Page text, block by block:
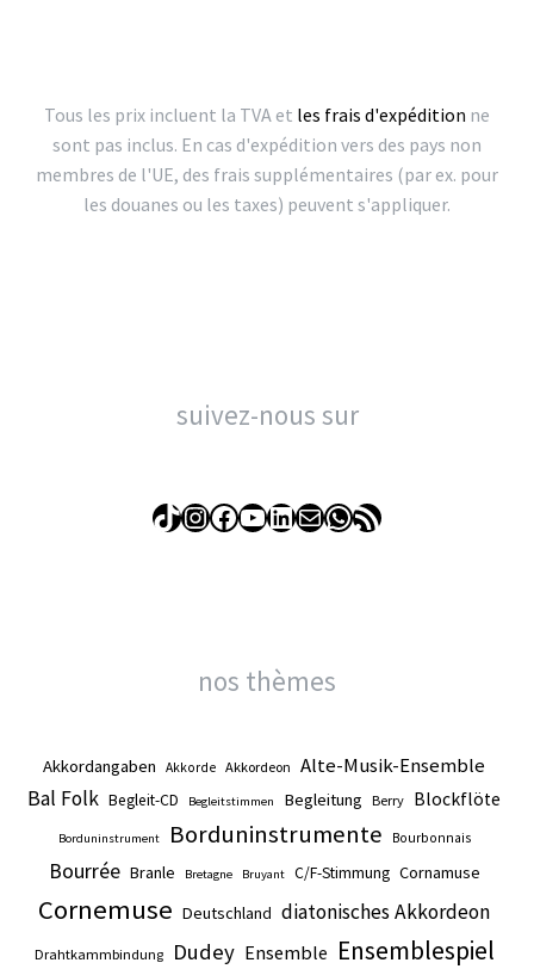
Tous les prix incluent la TVA et les frais d'expédition ne
sont pas inclus. En cas d'expédition vers des pays non
membres de l'UE, des frais supplémentaires (par ex. pour
les douanes ou les taxes) peuvent s'appliquer.
suivez-nous sur
TikTok
Instagram
Facebook
YouTube
LinkedIn
E-mailWhatsApp
Flux RSS
nos thèmes
Akkordangaben Akkorde Akkordeon Alte-Musik-Ensemble
Bal Folk Begleit-CD Begleitstimmen Begleitung Berry Blockflöte
Borduninstrument Borduninstrumente Bourbonnais
Bourrée Branle Bretagne Bruyant C/F-Stimmung Cornamuse
Cornemuse Deutschland diatonisches Akkordeon
Drahtkammbindung Dudey Ensemble Ensemblespiel